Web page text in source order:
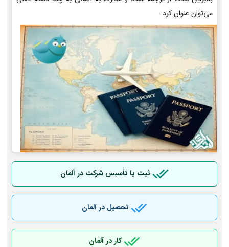
می‌توان عنوان کرد:
ثبت یا تأسیس شرکت در آلمان
تحصیل در آلمان
کار در آلمان